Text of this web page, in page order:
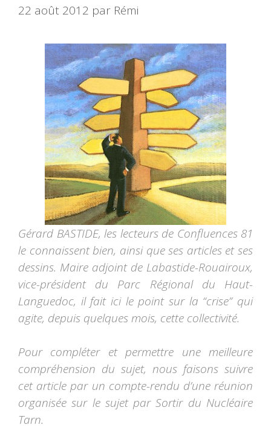
22 août 2012 par Rémi
Gérard BASTIDE, les lecteurs de Confluences 81
le connaissent bien, ainsi que ses articles et ses
dessins. Maire adjoint de Labastide-Rouairoux,
vice-président du Parc Régional du Haut-
Languedoc, il fait ici le point sur la “crise” qui
agite, depuis quelques mois, cette collectivité.
Pour compléter et permettre une meilleure
compréhension du sujet, nous faisons suivre
cet article par un compte-rendu d’une réunion
organisée sur le sujet par Sortir du Nucléaire
Tarn.